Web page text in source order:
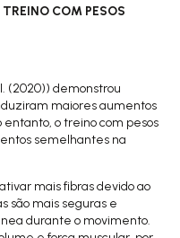
COM PESOS
(2020)) demonstrou
maiores aumentos
o treino com pesos
semelhantes na
mais fibras devido ao
são mais seguras e
durante o movimento.